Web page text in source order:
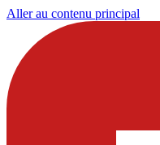
Aller au contenu principal